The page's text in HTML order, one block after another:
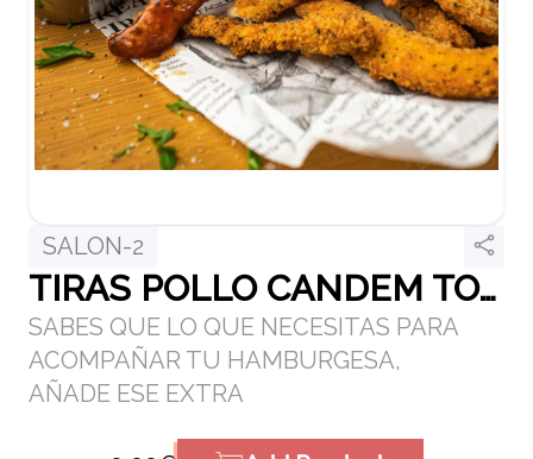
SALON-2
TIRAS POLLO CANDEM TOWN
SABES QUE LO QUE NECESITAS PARA
ACOMPAÑAR TU HAMBURGESA,
AÑADE ESE EXTRA